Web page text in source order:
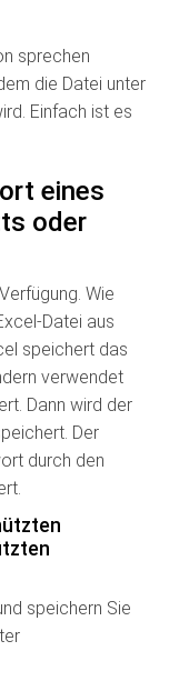
sprechen
die Datei unter
Einfach ist es
eines
oder
Wie
Datei aus
speichert das
verwendet
Dann wird der
Der
durch den
speichern Sie